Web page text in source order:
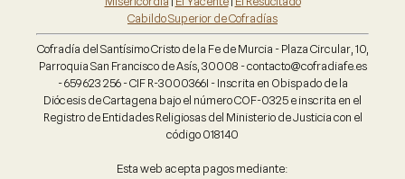
Cabildo Superior de Cofradías
Cofradía del Santísimo Cristo de la Fe de Murcia - Plaza Circular, 10,
Parroquia San Francisco de Asís, 30008 - contacto@cofradiafe.es
- 659 623 256 - CIF R-3000366I - Inscrita en Obispado de la
Diócesis de Cartagena bajo el número COF-0325 e inscrita en el
Registro de Entidades Religiosas del Ministerio de Justicia con el
código 018140
Esta web acepta pagos mediante: